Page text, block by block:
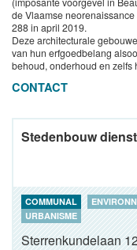
de Vlaamse
288 in april 2019.
Deze architecturale
van hun erfgoedbelang
behoud, onderhoud en zelfs
CONTACT
Stedenbouw dienst
COMMUNAL
URBANISME
Sterrenkundelaan